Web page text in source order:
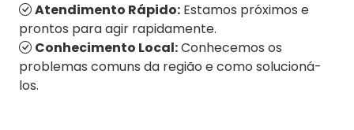
Atendimento Rápido: Estamos próximos e
prontos para agir rapidamente.
Conhecimento Local:Conhecemos os
problemas comuns da região e como solucioná-
los.